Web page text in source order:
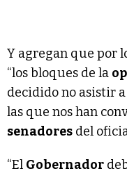
Y agregan que por
“los bloques de la
decidido no asistir
las que nos han
senadores del
“El Gobernador